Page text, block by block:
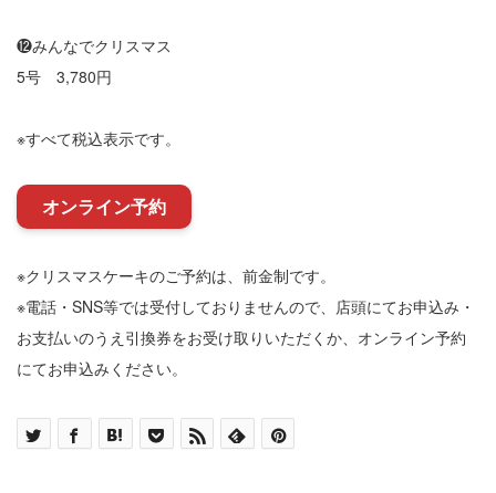
⓬みんなでクリスマス
5号 3,780円
※すべて税込表示です。
オンライン予約
※クリスマスケーキのご予約は、前金制です。
※電話・SNS等では受付しておりませんので、店頭にてお申込み・
お支払いのうえ引換券をお受け取りいただくか、オンライン予約
にてお申込みください。